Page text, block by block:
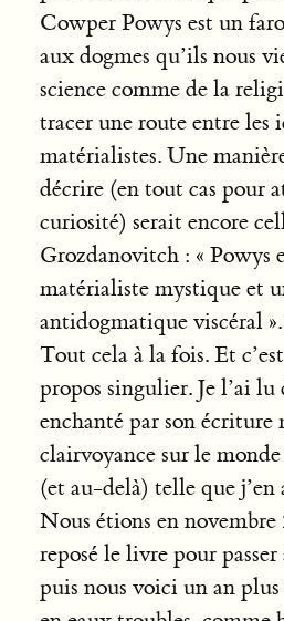
Cowper Powys est un
aux dogmes qu’ils nous
science comme de la
tracer une route entre les
matérialistes. Une
décrire (en tout cas pour
curiosité) serait encore
Grozdanovitch : « Powys
matérialiste mystique et
antidogmatique viscéral
Tout cela à la fois. Et
propos singulier. Je l’ai lu
enchanté par son écriture
clairvoyance sur le
(et au-delà) telle que
Nous étions en novembre
reposé le livre pour
puis nous voici un an